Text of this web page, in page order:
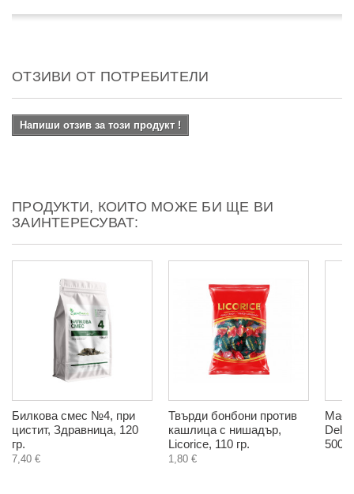
ОТЗИВИ ОТ ПОТРЕБИТЕЛИ
Напиши отзив за този продукт !
ПРОДУКТИ, КОИТО МОЖЕ БИ ЩЕ ВИ
ЗАИНТЕРЕСУВАТ:
Билкова смес №4, при
цистит, Здравница, 120
гр.
7,40 €
Твърди бонбони против
кашлица с нишадър,
Licorice, 110 гр.
1,80 €
500